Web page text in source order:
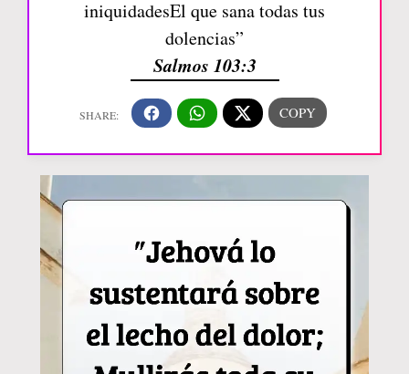
iniquidadesEl que sana todas tus
dolencias”
Salmos 103:3